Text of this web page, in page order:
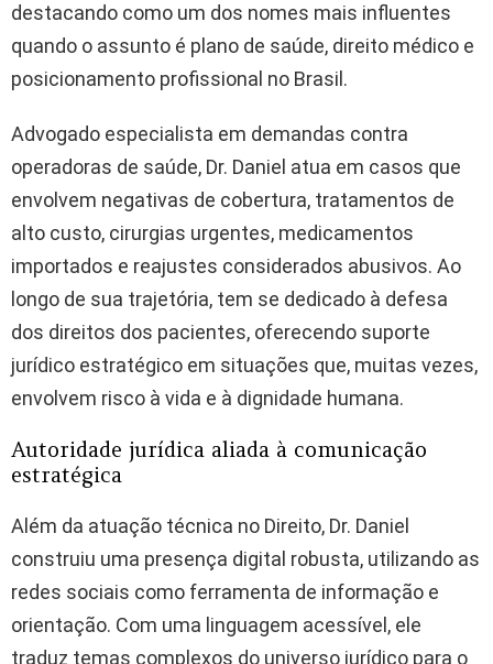
destacando como um dos nomes mais influentes
quando o assunto é plano de saúde, direito médico e
posicionamento profissional no Brasil.
Advogado especialista em demandas contra
operadoras de saúde, Dr. Daniel atua em casos que
envolvem negativas de cobertura, tratamentos de
alto custo, cirurgias urgentes, medicamentos
importados e reajustes considerados abusivos. Ao
longo de sua trajetória, tem se dedicado à defesa
dos direitos dos pacientes, oferecendo suporte
jurídico estratégico em situações que, muitas vezes,
envolvem risco à vida e à dignidade humana.
Autoridade jurídica aliada à comunicação
estratégica
Além da atuação técnica no Direito, Dr. Daniel
construiu uma presença digital robusta, utilizando as
redes sociais como ferramenta de informação e
orientação. Com uma linguagem acessível, ele
traduz temas complexos do universo jurídico para o